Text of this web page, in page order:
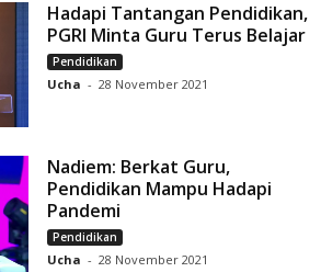
Hadapi Tantangan Pendidikan,
PGRI Minta Guru Terus Belajar
Pendidikan
Ucha - 28 November 2021
Nadiem: Berkat Guru,
Pendidikan Mampu Hadapi
Pandemi
Pendidikan
Ucha - 28 November 2021